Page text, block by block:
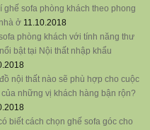
ghế sofa phòng khách theo phong
ở 11.10.2018
phòng khách với tính năng thư
bật tại Nội thất nhập khẩu
nội thất nào sẽ phù hợp cho cuộc
những vị khách hàng bận rộn?
biết cách chọn ghế sofa góc cho